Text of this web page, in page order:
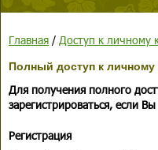
Главная / Доступ к личному
Полный доступ к личному
Для получения полного
зарегистрироваться, если
Регистрация